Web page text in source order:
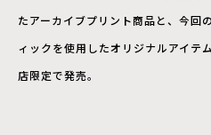
たアーカイブプリント商品と、今回
ィックを使用したオリジナルアイテ
店限定で発売。